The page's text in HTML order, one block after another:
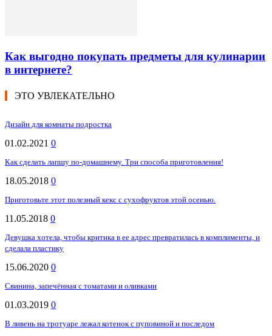
Как выгодно покупать предметы для кулинарии
в интернете?
ЭТО УВЛЕКАТЕЛЬНО
Дизайн для комнаты подростка
01.02.2021 0
Как сделать лапшу по-домашнему. Три способа приготовления!
18.05.2018 0
Приготовьте этот полезный кекс с сухофруктов этой осенью.
11.05.2018 0
Девушка хотела, чтобы критика в ее адрес превратилась в комплименты, и
сделала пластику
15.06.2020 0
Свинина, запечённая с томатами и оливками
01.03.2019 0
В ливень на тротуаре лежал котенок с пуповиной и последом